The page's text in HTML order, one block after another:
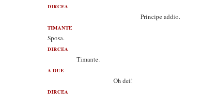
DIRCEA
Principe addio.
TIMANTE
Sposa.
DIRCEA
Timante.
A DUE
Oh dei!
DIRCEA